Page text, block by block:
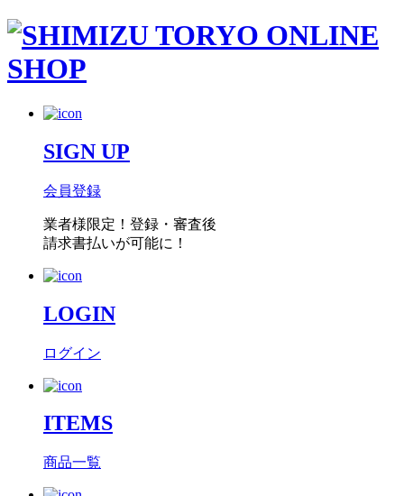
SIGN UP
会員登録
業者様限定！ 登録・審査後
請求書払いが可能に！
LOGIN
ログイン
ITEMS
商品一覧